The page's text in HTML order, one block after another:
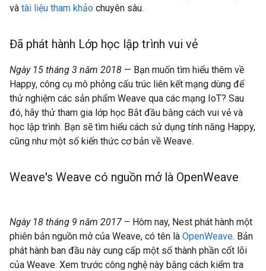
và tài liệu tham khảo chuyên sâu.
Đã phát hành Lớp học lập trình vui vẻ
Ngày 15 tháng 3 năm 2018 — Bạn muốn tìm hiểu thêm về
Happy, công cụ mô phỏng cấu trúc liên kết mạng dùng để
thử nghiệm các sản phẩm Weave qua các mạng IoT? Sau
đó, hãy thử tham gia lớp học Bắt đầu bằng cách vui vẻ và
học lập trình. Bạn sẽ tìm hiểu cách sử dụng tính năng Happy,
cũng như một số kiến thức cơ bản về Weave.
Weave's Weave có nguồn mở là OpenWeave
Ngày 18 tháng 9 năm 2017 – Hôm nay, Nest phát hành một
phiên bản nguồn mở của Weave, có tên là OpenWeave. Bản
phát hành ban đầu này cung cấp một số thành phần cốt lõi
của Weave. Xem trước công nghệ này bằng cách kiểm tra